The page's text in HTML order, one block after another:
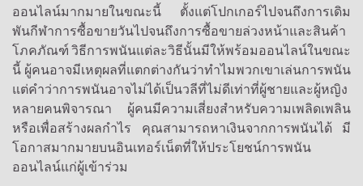
ออนไลน์มากมายในขณะนี้ ตั้งแต่โปกเกอร์ไปจนถึงการเดิม
พันกีฬาการซื้อขายวันไปจนถึงการซื้อขายล่วงหน้าและสินค้า
โภคภัณฑ์ วิธีการพนันแต่ละวิธีนั้นมีให้พร้อมออนไลน์ในขณะ
นี้ ผู้คนอาจมีเหตุผลที่แตกต่างกันว่าทำไมพวกเขาเล่นการพนัน
แต่คำว่าการพนันอาจไม่ได้เป็นวลีที่ไม่ดีเท่าที่ผู้ชายและผู้หญิง
หลายคนพิจารณา ผู้คนมีความเสี่ยงสำหรับความเพลิดเพลิน
หรือเพื่อสร้างผลกำไร คุณสามารถหาเงินจากการพนันได้ มี
โอกาสมากมายบนอินเทอร์เน็ตที่ให้ประโยชน์การพนัน
ออนไลน์แก่ผู้เข้าร่วม